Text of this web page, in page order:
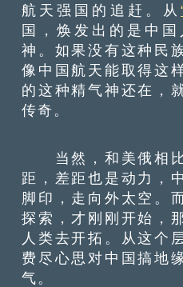
航天强国的追赶。从
国，焕发出的是中
神。如果没有这种民
像中国航天能取得这
的这种精气神还在，
传奇。
当然，和美俄相比
距，差距也是动力，
脚印，走向外太空。
探索，才刚刚开始，
人类去开拓。从这个
费尽心思对中国搞地
气。